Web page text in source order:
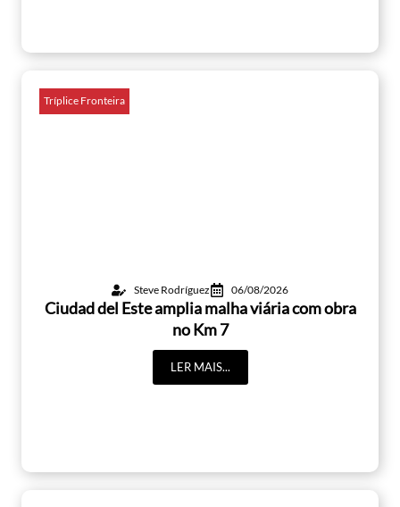
Tríplice Fronteira
Steve Rodríguez 06/08/2026
Ciudad del Este amplia malha viária com obra
no Km 7
LER MAIS...